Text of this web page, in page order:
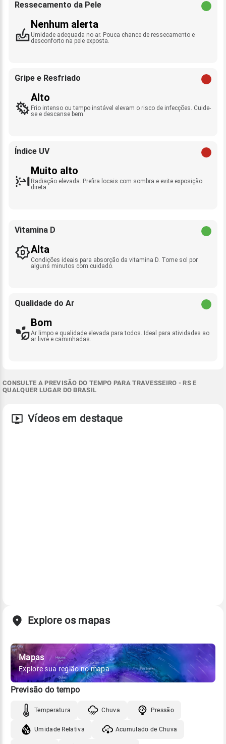
Ressecamento da Pele
Nenhum alerta
Umidade adequada no ar. Pouca chance de ressecamento e
desconforto na pele exposta.
Gripe e Resfriado
Alto
Frio intenso ou tempo instável elevam o risco de infecções. Cuide-
se e descanse bem.
Índice UV
Muito alto
Radiação elevada. Prefira locais com sombra e evite exposição
direta.
Vitamina D
Alta
Condições ideais para absorção da vitamina D. Tome sol por
alguns minutos com cuidado.
Qualidade do Ar
Bom
Ar limpo e qualidade elevada para todos. Ideal para atividades ao
ar livre e caminhadas.
CONSULTE A PREVISÃO DO TEMPO PARA TRAVESSEIRO - RS E
QUALQUER LUGAR DO BRASIL
Vídeos em destaque
Explore os mapas
Mapas
Explore sua região no mapa
Previsão do tempo
Temperatura Chuva Pressão
Umidade Relativa Acumulado de Chuva